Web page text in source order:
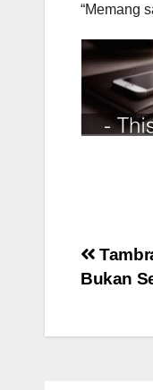
“Memang
Post
Bukan